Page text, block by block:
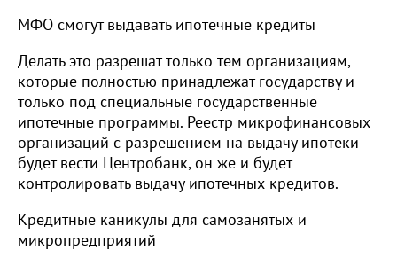
МФО смогут выдавать ипотечные кредиты
Делать это разрешат только тем организациям,
которые полностью принадлежат государству и
только под специальные государственные
ипотечные программы. Реестр микрофинансовых
организаций с разрешением на выдачу ипотеки
будет вести Центробанк, он же и будет
контролировать выдачу ипотечных кредитов.
Кредитные каникулы для самозанятых и
микропредприятий